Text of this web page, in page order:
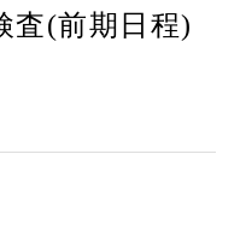
査(前期日程)